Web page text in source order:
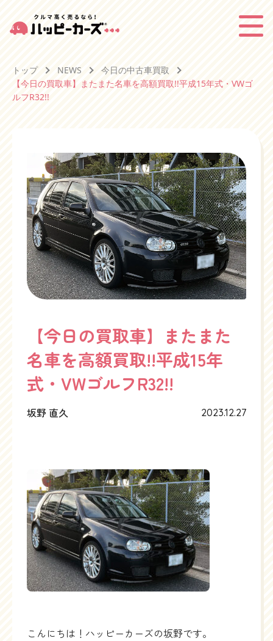
トップ NEWS
今日の中古車買取
【今日の買取車】またまた名車を高額買取!!平成15年式・VWゴ
ルフR32!!
【今日の買取車】またまた
名車を高額買取!!平成15年
式・VWゴルフR32!!
坂野 直久 2023.12.27
こんにちは！ハッピーカーズの坂野です。